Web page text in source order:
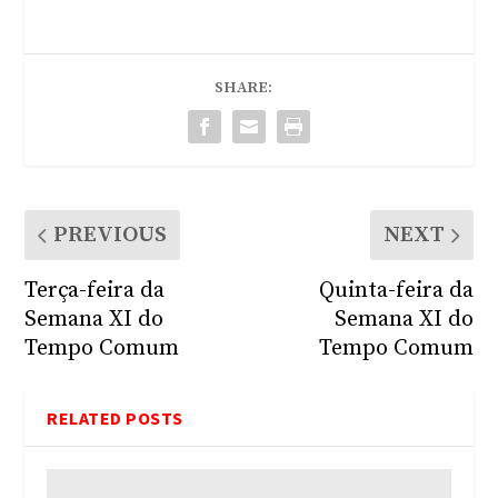
SHARE:
PREVIOUS
Terça-feira da
Semana XI do
Tempo Comum
NEXT
Quinta-feira da
Semana XI do
Tempo Comum
RELATED POSTS